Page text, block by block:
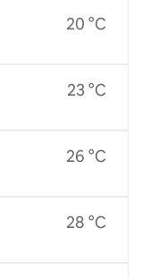
20 °C
23 °C
26 °C
28 °C